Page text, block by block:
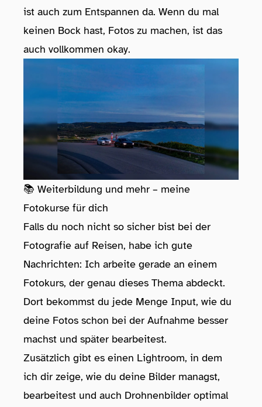
ist auch zum Entspannen da. Wenn du mal
keinen Bock hast, Fotos zu machen, ist das
auch vollkommen okay.
📚 Weiterbildung und mehr – meine
Fotokurse für dich
Falls du noch nicht so sicher bist bei der
Fotografie auf Reisen, habe ich gute
Nachrichten: Ich arbeite gerade an einem
Fotokurs, der genau dieses Thema abdeckt.
Dort bekommst du jede Menge Input, wie du
deine Fotos schon bei der Aufnahme besser
machst und später bearbeitest.
Zusätzlich gibt es einen Lightroom, in dem
ich dir zeige, wie du deine Bilder managst,
bearbeitest und auch Drohnenbilder optimal